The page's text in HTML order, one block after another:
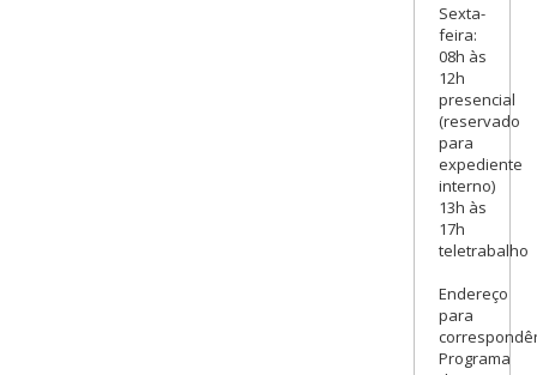
Sexta-
feira:
08h às
12h
presencial
(reservado
para
expediente
interno)
13h às
17h
teletrabalho
Endereço
para
Programa